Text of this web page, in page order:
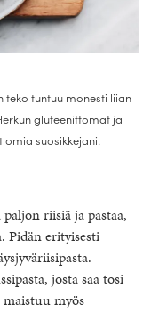
tuntuu monesti liian
gluteenittomat ja
suosikkejani.
riisiä ja pastaa,
Pidän erityisesti
josta saa tosi
myös